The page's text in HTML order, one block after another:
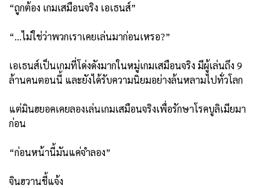
“ถูกต้อง เกมเสมือนจริง เอเธนส์”
“…ไม่ใช่ว่าพวกเราเคยเล่นมาก่อนเหรอ?”
เอเธนส์เป็นเกมที่โด่งดังมากในหมู่เกมเสมือนจริง มีผู้เล่นถึง 9
ล้านคนตอนนี้ และยังได้รับความนิยมอย่างล้นหลามไปทั่วโลก
แต่มินฮยอคเคยลองเล่นเกมเสมือนจริงเพื่อรักษาโรคบูลิเมียมา
ก่อน
“ก่อนหน้านี้มันแค่จำลอง”
จินฮวานชี้แจ้ง